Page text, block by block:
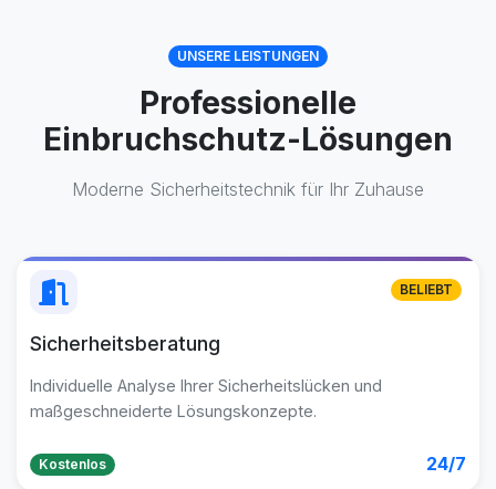
UNSERE LEISTUNGEN
Professionelle
Einbruchschutz-Lösungen
Moderne Sicherheitstechnik für Ihr Zuhause
Sicherheitsberatung
Individuelle Analyse Ihrer Sicherheitslücken und
maßgeschneiderte Lösungskonzepte.
Kostenlos 24/7
BELIEBT